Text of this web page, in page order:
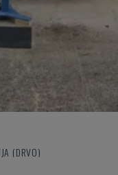
(DRVO)